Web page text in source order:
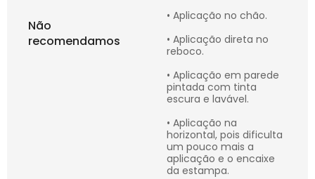
Não
recomendamos
• Aplicação no chão.
• Aplicação direta no
reboco.
• Aplicação em parede
pintada com tinta
escura e lavável.
• Aplicação na
horizontal, pois dificulta
um pouco mais a
aplicação e o encaixe
da estampa.